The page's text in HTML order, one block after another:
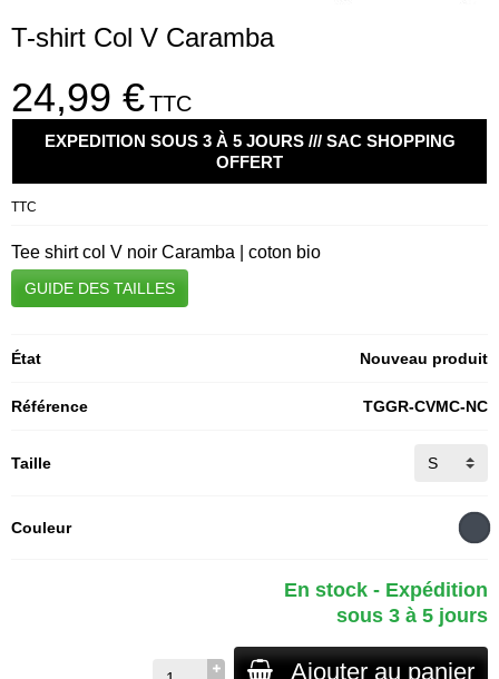
T-shirt Col V Caramba
24,99 €TTC
EXPEDITION SOUS 3 À 5 JOURS /// SAC SHOPPING
OFFERT
TTC
Tee shirt col V noir Caramba | coton bio
GUIDE DES TAILLES
État Nouveau produit
Référence TGGR-CVMC-NC
Taille
Couleur
En stock - Expédition
sous 3 à 5 jours
Ajouter au panier